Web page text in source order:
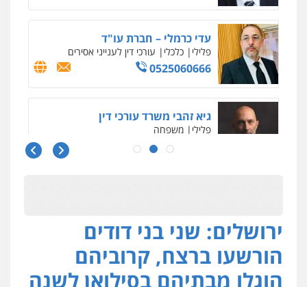
פלילי כלכלי עורכי דין לענייני אסירים
גיא זהבי משרד עורכי דין
פלילי משפחה
עו"ד איהאב ג'לג'ולי
עורכי דין לענייני
אייל בן שושן, עורך דין פלילי
פלילי מעצרים וחקירות פשיעה חמורה
נוער רישום פלילי
0522763105
ירושלים: שני בני דודים
הורשעו ברצח, קרוביהם
הוגלו מבתיהם בסילואן לשנה